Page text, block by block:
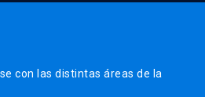
con las distintas áreas de la